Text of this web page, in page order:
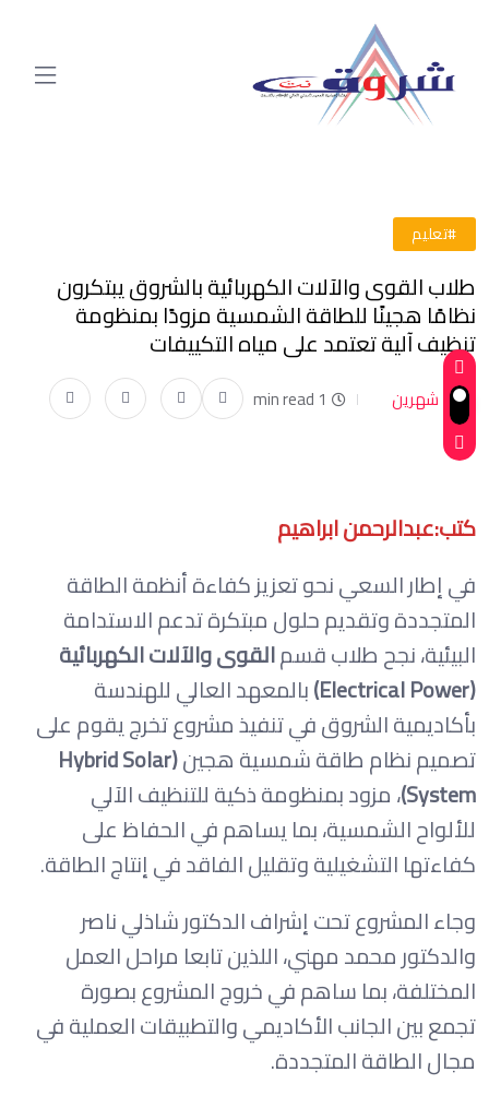
#تعليم
طلاب القوى والآلات الكهربائية بالشروق يبتكرون
نظامًا هجينًا للطاقة الشمسية مزودًا بمنظومة
تنظيف آلية تعتمد على مياه التكييفات
شهرين 1 min read
كتب:عبدالرحمن ابراهيم
في إطار السعي نحو تعزيز كفاءة أنظمة الطاقة
المتجددة وتقديم حلول مبتكرة تدعم الاستدامة
البيئية، نجح طلاب قسمالقوى والآلات الكهربائية
(Electrical Power)
بالمعهد العالي للهندسة
بأكاديمية الشروق في تنفيذ مشروع تخرج يقوم على
تصميم نظام طاقة شمسية هجين (Hybrid Solar
System)، مزود بمنظومة ذكية للتنظيف الآلي
للألواح الشمسية، بما يساهم في الحفاظ على
كفاءتها التشغيلية وتقليل الفاقد في إنتاج الطاقة.
وجاء المشروع تحت إشراف الدكتور شاذلي ناصر
والدكتور محمد مهني، اللذين تابعا مراحل العمل
المختلفة، بما ساهم في خروج المشروع بصورة
تجمع بين الجانب الأكاديمي والتطبيقات العملية في
مجال الطاقة المتجددة.